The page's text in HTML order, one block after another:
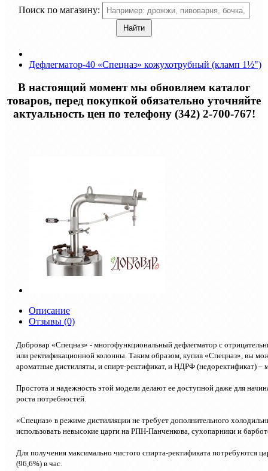
Поиск по магазину:
Дефлегматор-40 «Спецназ» кожухотрубный (кламп 1½")
В настоящий момент мы обновляем каталог
товаров, перед покупкой обязательно уточняйте
актуальность цен по телефону (342) 2-700-767!
Описание
Отзывы (0)
Добровар «Спецназ» - многофункциональный дефлегматор с
или ректификационной колонны. Таким образом, купив «Спецназ», вы
ароматные дистилляты, и спирт-ректификат, и НДРФ (недоректификат)
Простота и надежность этой модели делают ее доступной даже для
роста потребностей.
«Спецназ» в режиме дистилляции не требует дополнительного
использовать невысокие царги на РПН-Панченкова, сухопарники и
Для получения максимально чистого спирта-ректификата потребуются
(96,6%) в час.